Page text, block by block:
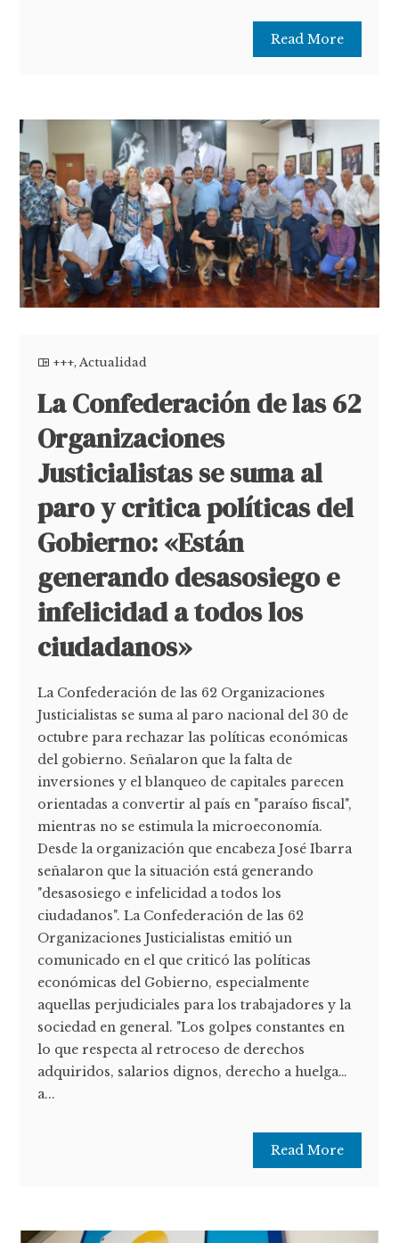
Read More
+++,Actualidad
La Confederación de las 62
Organizaciones
Justicialistas se suma al
paro y critica políticas del
Gobierno: «Están
generando desasosiego e
infelicidad a todos los
ciudadanos»
La Confederación de las 62 Organizaciones
Justicialistas se suma al paro nacional del 30 de
octubre para rechazar las políticas económicas
del gobierno. Señalaron que la falta de
inversiones y el blanqueo de capitales parecen
orientadas a convertir al país en "paraíso fiscal",
mientras no se estimula la microeconomía.
Desde la organización que encabeza José Ibarra
señalaron que la situación está generando
"desasosiego e infelicidad a todos los
ciudadanos". La Confederación de las 62
Organizaciones Justicialistas emitió un
comunicado en el que criticó las políticas
económicas del Gobierno, especialmente
aquellas perjudiciales para los trabajadores y la
sociedad en general. "Los golpes constantes en
lo que respecta al retroceso de derechos
adquiridos, salarios dignos, derecho a huelga…
a...
Read More